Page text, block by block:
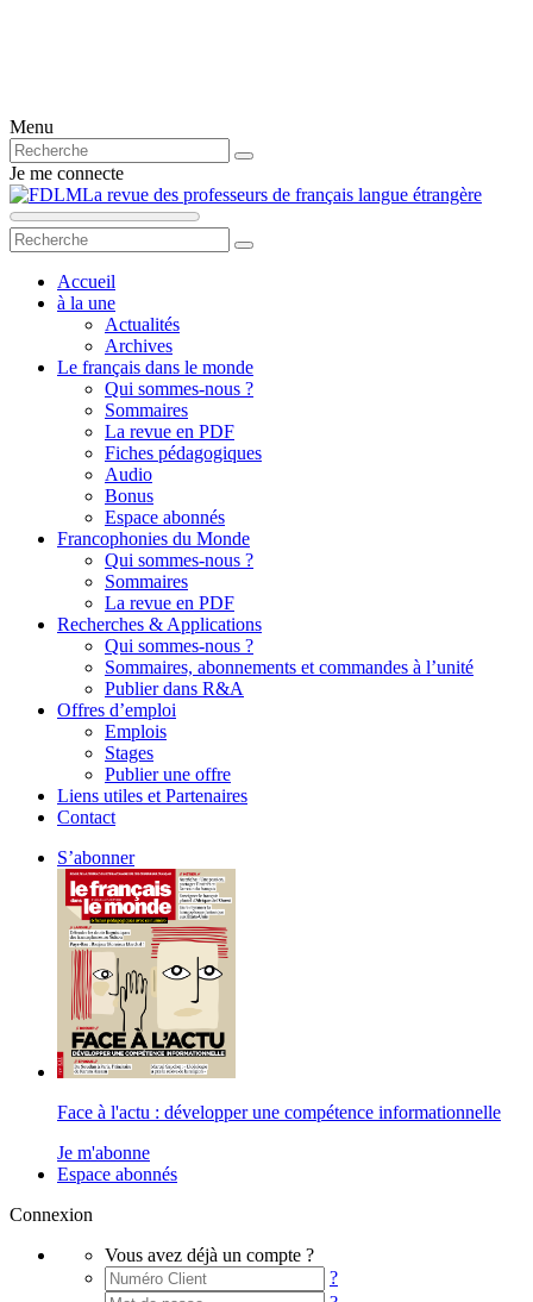
Menu
Je me connecte
La revue des professeurs de français langue étrangère
Accueil
à la une
Actualités
Archives
Le français dans le monde
Qui sommes-nous ?
Sommaires
La revue en PDF
Fiches pédagogiques
Audio
Bonus
Espace abonnés
Francophonies du Monde
Qui sommes-nous ?
Sommaires
La revue en PDF
Recherches & Applications
Qui sommes-nous ?
Sommaires, abonnements et commandes à l’unité
Publier dans R&A
Offres d’emploi
Emplois
Stages
Publier une offre
Liens utiles et Partenaires
Contact
S’abonner
Face à l'actu : développer une compétence informationnelle
Je m'abonne
Espace abonnés
Connexion
Vous avez déjà un compte ?
?